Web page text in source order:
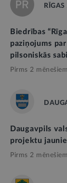
Biedrības
paziņojums
pilsoniskās
Pirms 2
Daugavpils
projektu
Pirms 2